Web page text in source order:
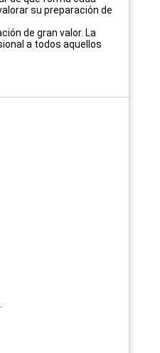
su preparación de
de gran valor. La
a todos aquellos